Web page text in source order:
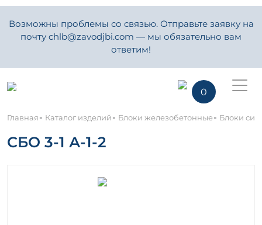
Возможны проблемы со связью. Отправьте заявку на
почту chlb@zavodjbi.com — мы обязательно вам
ответим!
0
Главная- Каталог изделий- Блоки железобетонные- Блоки
СБО 3-1 А-1-2